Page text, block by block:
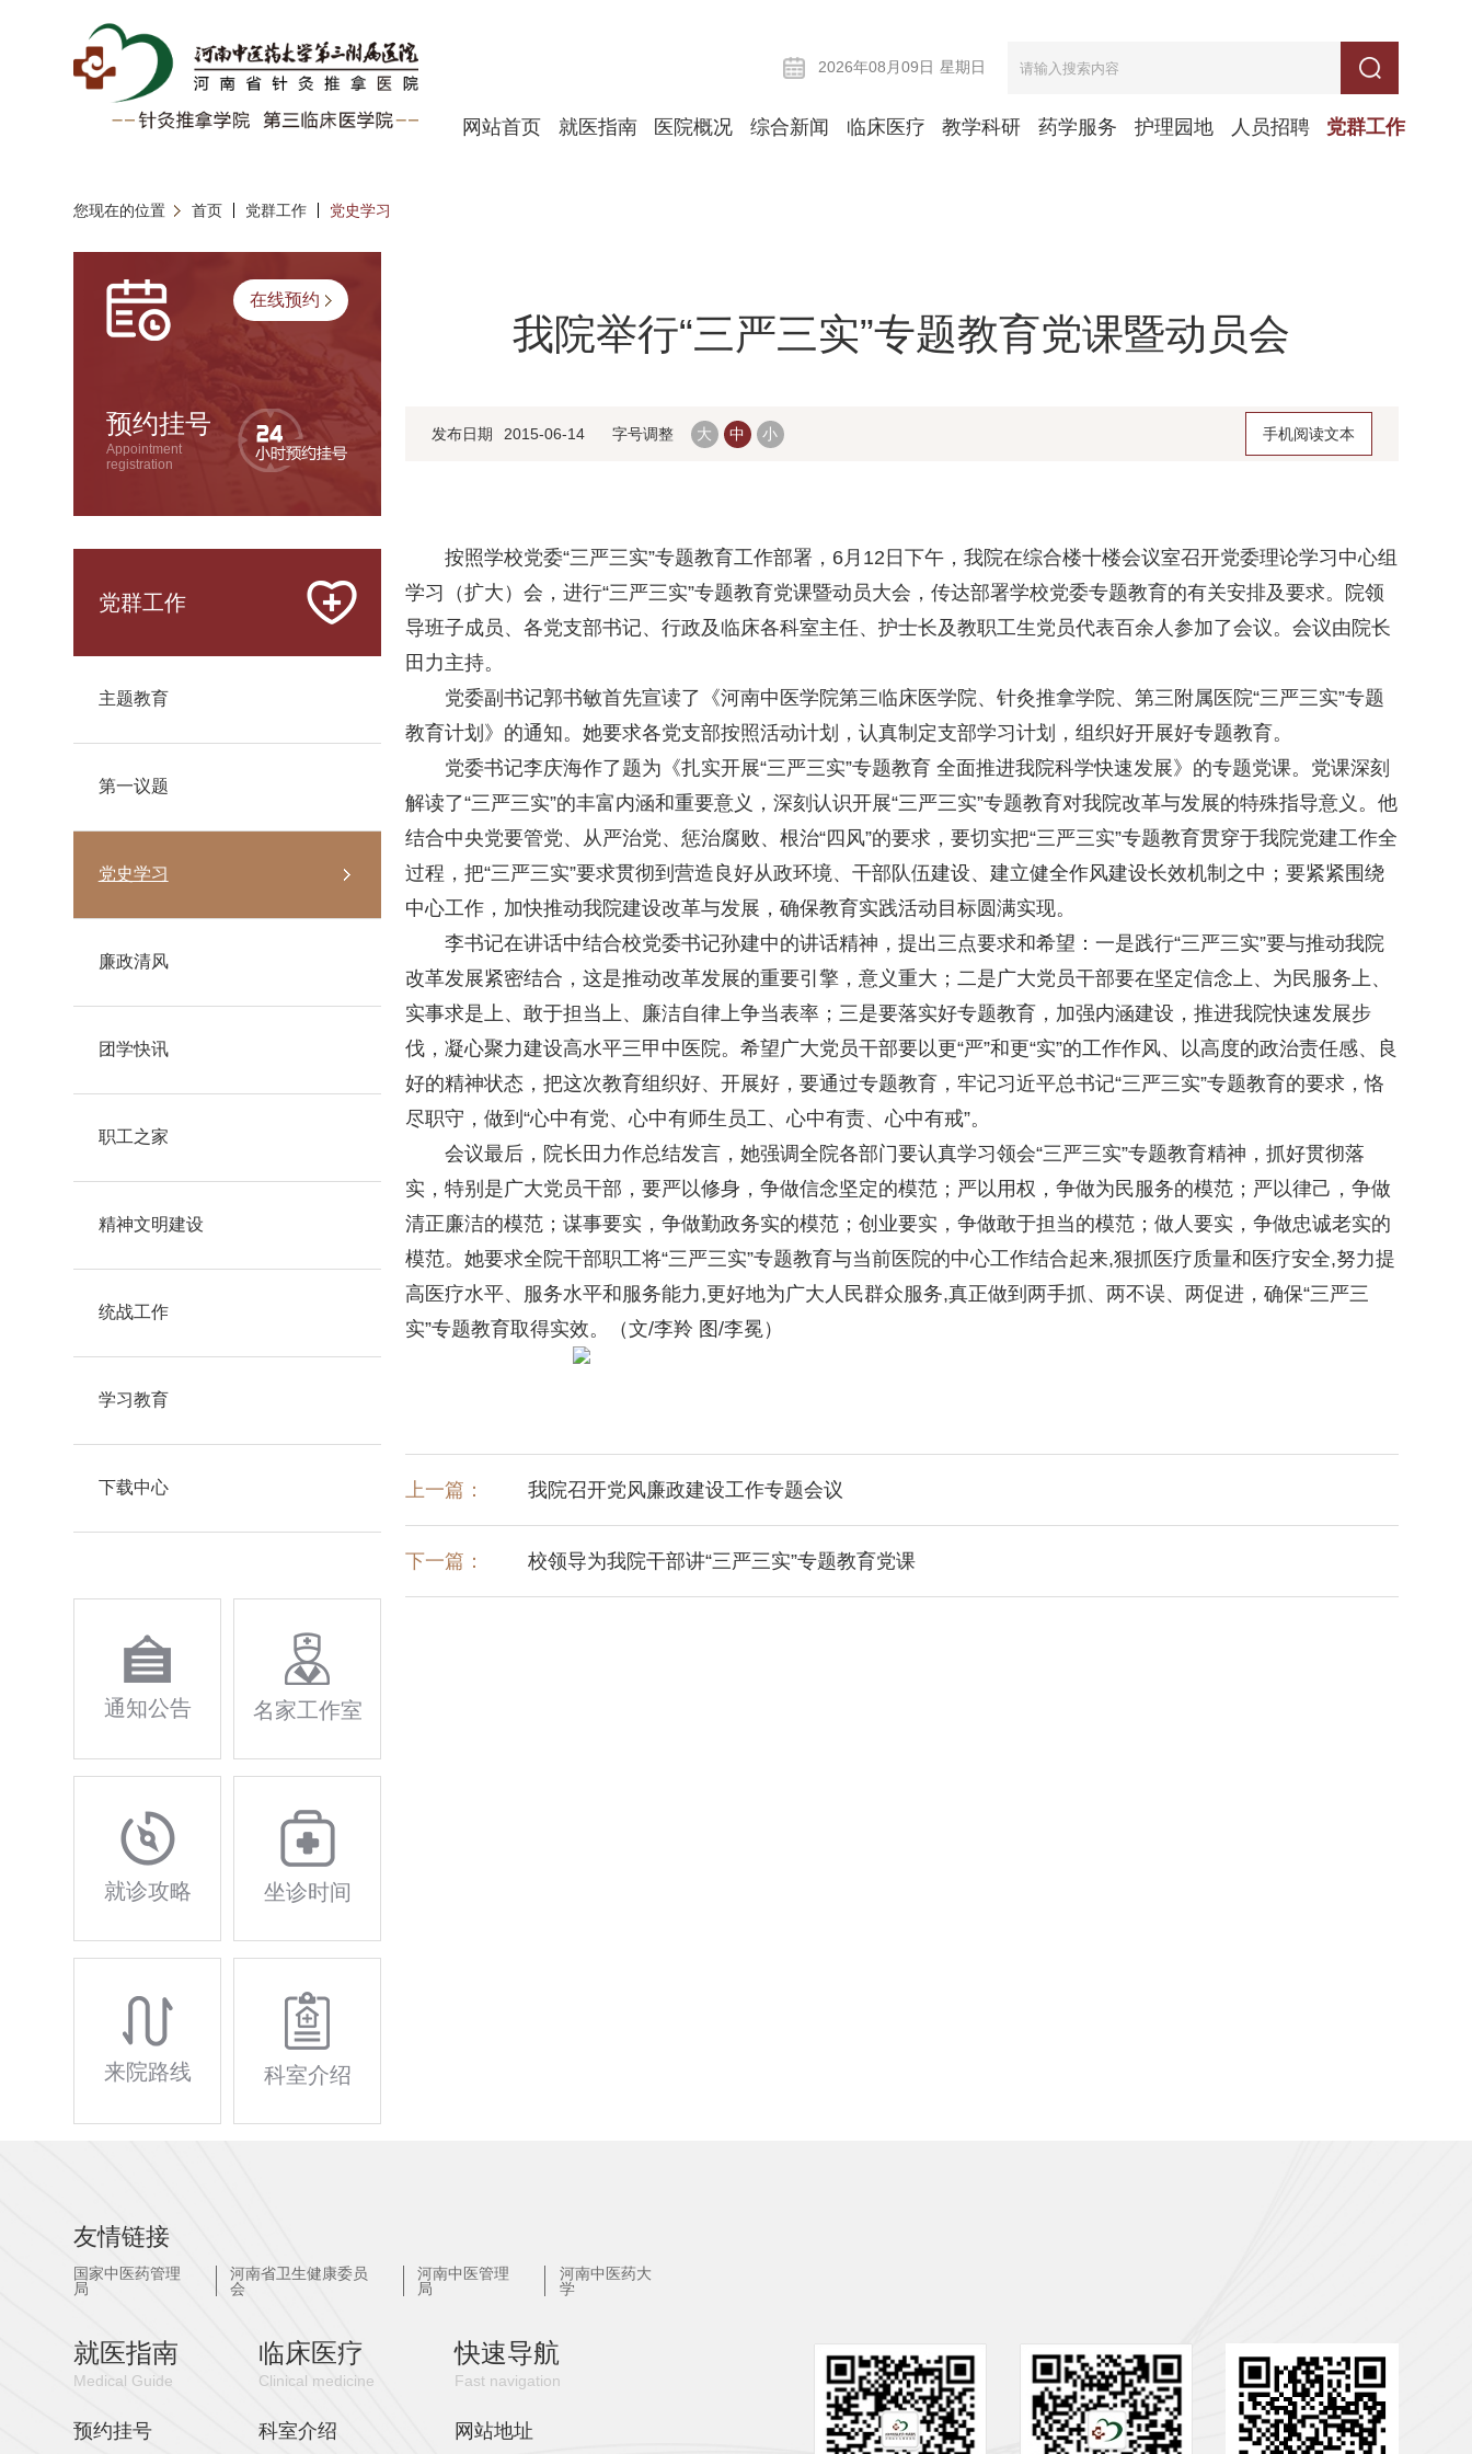
2026年08月09日 星期日
网站首页 就医指南 医院概况 综合新闻 临床医疗 教学科研 药学服务 护理园地 人员招聘 党群工作
您现在的位置 首页 党群工作 党史学习
在线预约
预约挂号
Appointment
registration
党群工作
主题教育
第一议题
党史学习
廉政清风
团学快讯
职工之家
精神文明建设
统战工作
学习教育
下载中心
通知公告 名家工作室
就诊攻略 坐诊时间
来院路线 科室介绍
我院举行“三严三实”专题教育党课暨动员会
发布日期 2015-06-14 字号调整 大 中 小 手机阅读文本
按照学校党委“三严三实”专题教育工作部署，6月12日下午，我院在综合楼十楼会议室召开党委理论学习中心组
学习（扩大）会，进行“三严三实”专题教育党课暨动员大会，传达部署学校党委专题教育的有关安排及要求。院领
导班子成员、各党支部书记、行政及临床各科室主任、护士长及教职工生党员代表百余人参加了会议。会议由院长
田力主持。
党委副书记郭书敏首先宣读了《河南中医学院第三临床医学院、针灸推拿学院、第三附属医院“三严三实”专题
教育计划》的通知。她要求各党支部按照活动计划，认真制定支部学习计划，组织好开展好专题教育。
党委书记李庆海作了题为《扎实开展“三严三实”专题教育 全面推进我院科学快速发展》的专题党课。党课深刻
解读了“三严三实”的丰富内涵和重要意义，深刻认识开展“三严三实”专题教育对我院改革与发展的特殊指导意义。他
结合中央党要管党、从严治党、惩治腐败、根治“四风”的要求，要切实把“三严三实”专题教育贯穿于我院党建工作全
过程，把“三严三实”要求贯彻到营造良好从政环境、干部队伍建设、建立健全作风建设长效机制之中；要紧紧围绕
中心工作，加快推动我院建设改革与发展，确保教育实践活动目标圆满实现。
李书记在讲话中结合校党委书记孙建中的讲话精神，提出三点要求和希望：一是践行“三严三实”要与推动我院
改革发展紧密结合，这是推动改革发展的重要引擎，意义重大；二是广大党员干部要在坚定信念上、为民服务上、
实事求是上、敢于担当上、廉洁自律上争当表率；三是要落实好专题教育，加强内涵建设，推进我院快速发展步
伐，凝心聚力建设高水平三甲中医院。希望广大党员干部要以更“严”和更“实”的工作作风、以高度的政治责任感、良
好的精神状态，把这次教育组织好、开展好，要通过专题教育，牢记习近平总书记“三严三实”专题教育的要求，恪
尽职守，做到“心中有党、心中有师生员工、心中有责、心中有戒”。
会议最后，院长田力作总结发言，她强调全院各部门要认真学习领会“三严三实”专题教育精神，抓好贯彻落
实，特别是广大党员干部，要严以修身，争做信念坚定的模范；严以用权，争做为民服务的模范；严以律己，争做
清正廉洁的模范；谋事要实，争做勤政务实的模范；创业要实，争做敢于担当的模范；做人要实，争做忠诚老实的
模范。她要求全院干部职工将“三严三实”专题教育与当前医院的中心工作结合起来,狠抓医疗质量和医疗安全,努力提
高医疗水平、服务水平和服务能力,更好地为广大人民群众服务,真正做到两手抓、两不误、两促进，确保“三严三
实”专题教育取得实效。（文/李羚 图/李冕）
上一篇： 我院召开党风廉政建设工作专题会议
下一篇： 校领导为我院干部讲“三严三实”专题教育党课
友情链接
国家中医药管理
局
河南省卫生健康委员
会
河南中医管理
局
河南中医药大
学
就医指南
Medical Guide
预约挂号
临床医疗
Clinical medicine
科室介绍
快速导航
Fast navigation
网站地址